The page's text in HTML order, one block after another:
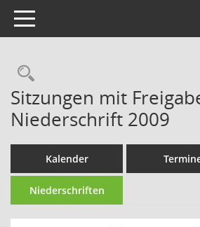
Toggle navigation
Rechercheauswahl
Sitzungen mit
Niederschrift 2009
Kalender
Niederschriften